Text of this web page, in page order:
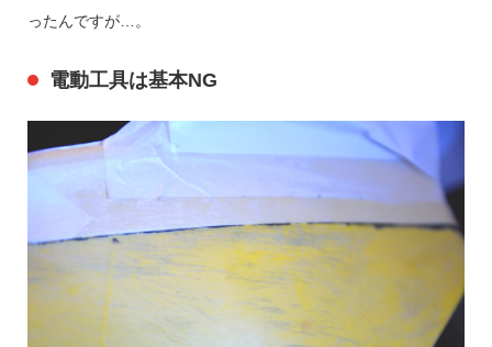
ったんですが…。
電動工具は基本NG